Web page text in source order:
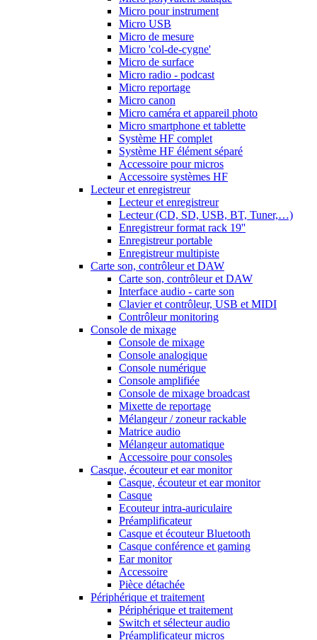
Micro pour instrument
Micro USB
Micro de mesure
Micro 'col-de-cygne'
Micro de surface
Micro radio - podcast
Micro reportage
Micro canon
Micro caméra et appareil photo
Micro smartphone et tablette
Système HF complet
Système HF élément séparé
Accessoire pour micros
Accessoire systèmes HF
Lecteur et enregistreur
Lecteur et enregistreur
Lecteur (CD, SD, USB, BT, Tuner,…)
Enregistreur format rack 19''
Enregistreur portable
Enregistreur multipiste
Carte son, contrôleur et DAW
Carte son, contrôleur et DAW
Interface audio - carte son
Clavier et contrôleur, USB et MIDI
Contrôleur monitoring
Console de mixage
Console de mixage
Console analogique
Console numérique
Console amplifiée
Console de mixage broadcast
Mixette de reportage
Mélangeur / zoneur rackable
Matrice audio
Mélangeur automatique
Accessoire pour consoles
Casque, écouteur et ear monitor
Casque, écouteur et ear monitor
Casque
Ecouteur intra-auriculaire
Préamplificateur
Casque et écouteur Bluetooth
Casque conférence et gaming
Ear monitor
Accessoire
Pièce détachée
Périphérique et traitement
Périphérique et traitement
Switch et sélecteur audio
Préamplificateur micros